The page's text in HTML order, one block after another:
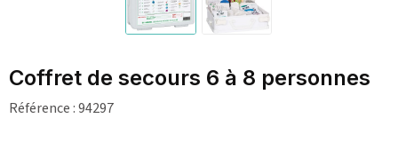
Coffret de secours 6 à 8 personnes
Référence :94297